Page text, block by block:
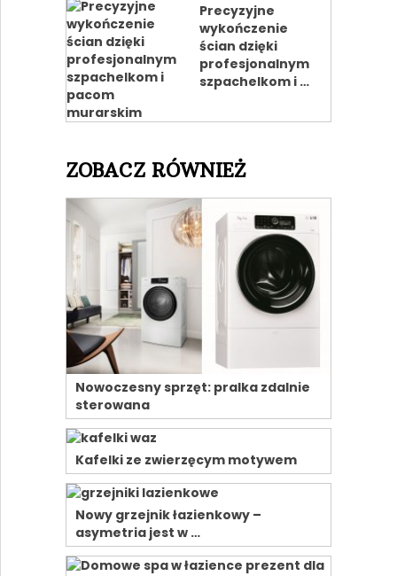
Precyzyjne
wykończenie
ścian dzięki
profesjonalnym
szpachelkom i …
ZOBACZ RÓWNIEŻ
Nowoczesny sprzęt: pralka zdalnie
sterowana
Kafelki ze zwierzęcym motywem
Nowy grzejnik łazienkowy –
asymetria jest w …